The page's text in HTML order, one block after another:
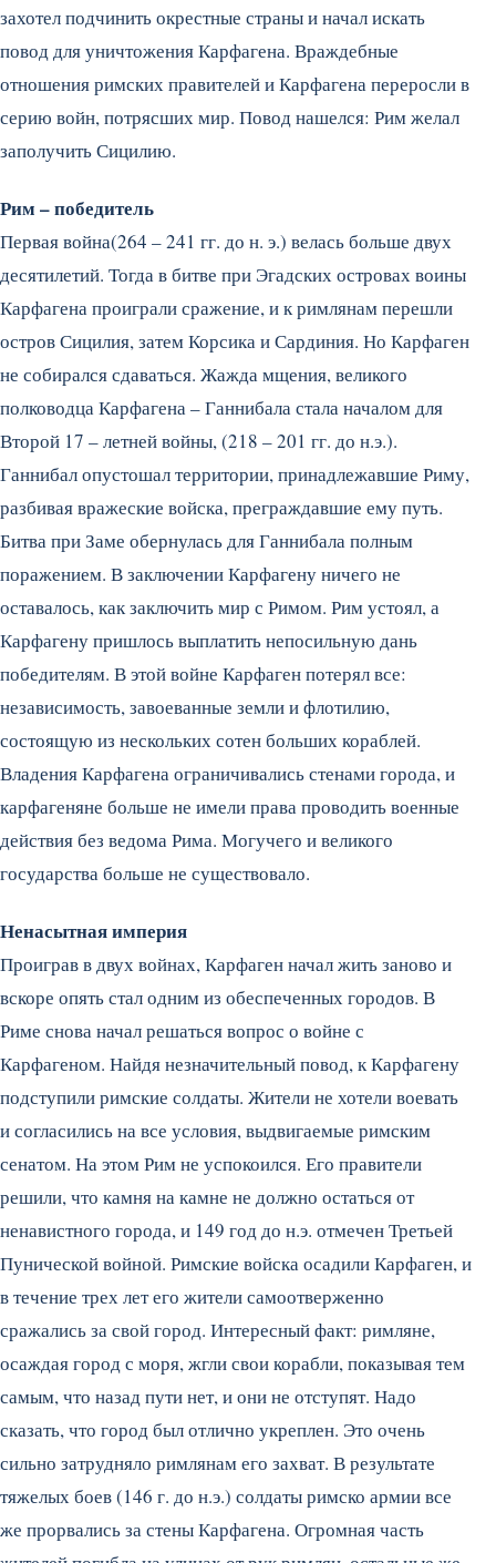
захотел подчинить окрестные страны и начал искать
повод для уничтожения Карфагена. Враждебные
отношения римских правителей и Карфагена переросли в
серию войн, потрясших мир. Повод нашелся: Рим желал
заполучить Сицилию.
Рим – победитель
Первая война(264 – 241 гг. до н. э.) велась больше двух
десятилетий. Тогда в битве при Эгадских островах воины
Карфагена проиграли сражение, и к римлянам перешли
остров Сицилия, затем Корсика и Сардиния. Но Карфаген
не собирался сдаваться. Жажда мщения, великого
полководца Карфагена – Ганнибала стала началом для
Второй 17 – летней войны, (218 – 201 гг. до н.э.).
Ганнибал опустошал территории, принадлежавшие Риму,
разбивая вражеские войска, преграждавшие ему путь.
Битва при Заме обернулась для Ганнибала полным
поражением. В заключении Карфагену ничего не
оставалось, как заключить мир с Римом. Рим устоял, а
Карфагену пришлось выплатить непосильную дань
победителям. В этой войне Карфаген потерял все:
независимость, завоеванные земли и флотилию,
состоящую из нескольких сотен больших кораблей.
Владения Карфагена ограничивались стенами города, и
карфагеняне больше не имели права проводить военные
действия без ведома Рима. Могучего и великого
государства больше не существовало.
Ненасытная империя
Проиграв в двух войнах, Карфаген начал жить заново и
вскоре опять стал одним из обеспеченных городов. В
Риме снова начал решаться вопрос о войне с
Карфагеном. Найдя незначительный повод, к Карфагену
подступили римские солдаты. Жители не хотели воевать
и согласились на все условия, выдвигаемые римским
сенатом. На этом Рим не успокоился. Его правители
решили, что камня на камне не должно остаться от
ненавистного города, и 149 год до н.э. отмечен Третьей
Пунической войной. Римские войска осадили Карфаген, и
в течение трех лет его жители самоотверженно
сражались за свой город. Интересный факт: римляне,
осаждая город с моря, жгли свои корабли, показывая тем
самым, что назад пути нет, и они не отступят. Надо
сказать, что город был отлично укреплен. Это очень
сильно затрудняло римлянам его захват. В результате
тяжелых боев (146 г. до н.э.) солдаты римско армии все
же прорвались за стены Карфагена. Огромная часть